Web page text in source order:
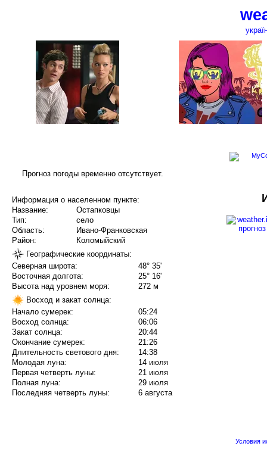
Прогноз погоды временно отсутствует.
Информация о населенном пункте:
Название:
Остапковцы
Тип:
село
Область:
Ивано-Франковская
Район:
Коломыйский
Географические координаты:
Северная широта:
48° 35'
Восточная долгота:
25° 16'
Высота над уровнем моря:
272 м
Восход и закат солнца:
Начало сумерек:
05:24
Восход солнца:
06:06
Закат солнца:
20:44
Окончание сумерек:
21:26
Длительность светового дня:
14:38
Молодая луна:
14 июля
Первая четверть луны:
21 июля
Полная луна:
29 июля
Последняя четверть луны:
6 августа
Условия